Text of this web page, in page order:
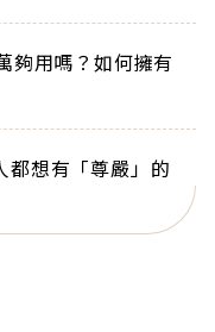
夠用嗎？如何擁有
都想有「尊嚴」的